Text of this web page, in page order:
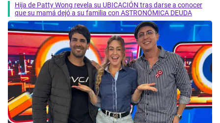
Hija de Patty Wong revela su UBICACIÓN tras darse a conocer
que su mamá dejó a su familia con ASTRONÓMICA DEUDA